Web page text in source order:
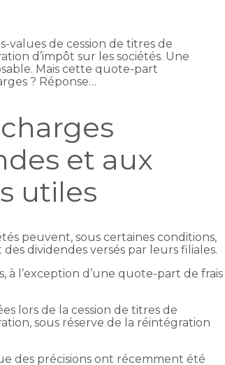
values de cession de titres de
d’impôt sur les sociétés. Une
Mais cette quote-part
? Réponse…
et aux
utiles
peuvent, sous certaines conditions,
dividendes versés par leurs filiales.
à l’exception d’une quote-part de frais
lors de la cession de titres de
sous réserve de la réintégration
des précisions ont récemment été